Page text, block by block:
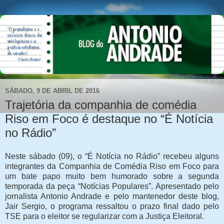
SÁBADO, 9 DE ABRIL DE 2016
Trajetória da companhia de comédia
Riso em Foco é destaque no “É Notícia
no Rádio”
Neste sábado (09), o “É Notícia no Rádio” recebeu alguns
integrantes da Companhia de Comédia Riso em Foco para
um bate papo muito bem humorado sobre a segunda
temporada da peça “Notícias Populares”. Apresentado pelo
jornalista Antonio Andrade e pelo mantenedor deste blog,
Jair Sergio, o programa ressaltou o prazo final dado pelo
TSE para o eleitor se regularizar com a Justiça Eleitoral.